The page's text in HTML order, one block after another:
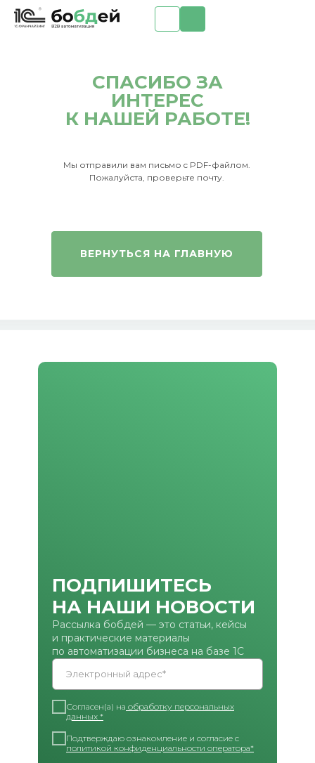
СПАСИБО ЗА
ИНТЕРЕС
К НАШЕЙ РАБОТЕ!
Мы отправили вам письмо c PDF-файлом.
Пожалуйста, проверьте почту.
ВЕРНУТЬСЯ НА ГЛАВНУЮ
ПОДПИШИТЕСЬ
НА НАШИ НОВОСТИ
Рассылка бобдей — это статьи, кейсы
и практические материалы
по автоматизации бизнеса на базе 1С
Электронный адрес*
Согласен(а) на обработку персональных
данных *
Подтверждаю ознакомление и согласие с
политикой конфиденциальности оператора*